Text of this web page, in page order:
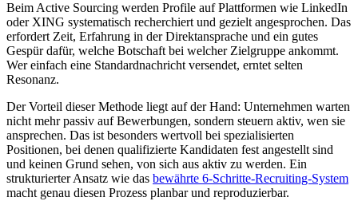
Beim Active Sourcing werden Profile auf Plattformen wie LinkedIn
oder XING systematisch recherchiert und gezielt angesprochen. Das
erfordert Zeit, Erfahrung in der Direktansprache und ein gutes
Gespür dafür, welche Botschaft bei welcher Zielgruppe ankommt.
Wer einfach eine Standardnachricht versendet, erntet selten
Resonanz.
Der Vorteil dieser Methode liegt auf der Hand: Unternehmen warten
nicht mehr passiv auf Bewerbungen, sondern steuern aktiv, wen sie
ansprechen. Das ist besonders wertvoll bei spezialisierten
Positionen, bei denen qualifizierte Kandidaten fest angestellt sind
und keinen Grund sehen, von sich aus aktiv zu werden. Ein
strukturierter Ansatz wie das bewährte 6-Schritte-Recruiting-System
macht genau diesen Prozess planbar und reproduzierbar.